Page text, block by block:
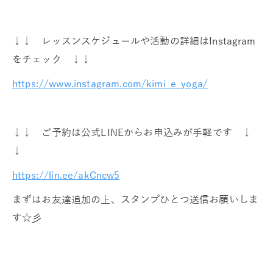
↓↓ レッスンスケジュールや活動の詳細はInstagram
をチェック ↓↓
https://www.instagram.com/kimi_e_yoga/
↓↓ ご予約は公式LINEからお申込みが手軽です ↓
↓
https://lin.ee/akCncw5
まずはお友達追加の上、スタンプひとつ送信お願いしま
す☆彡